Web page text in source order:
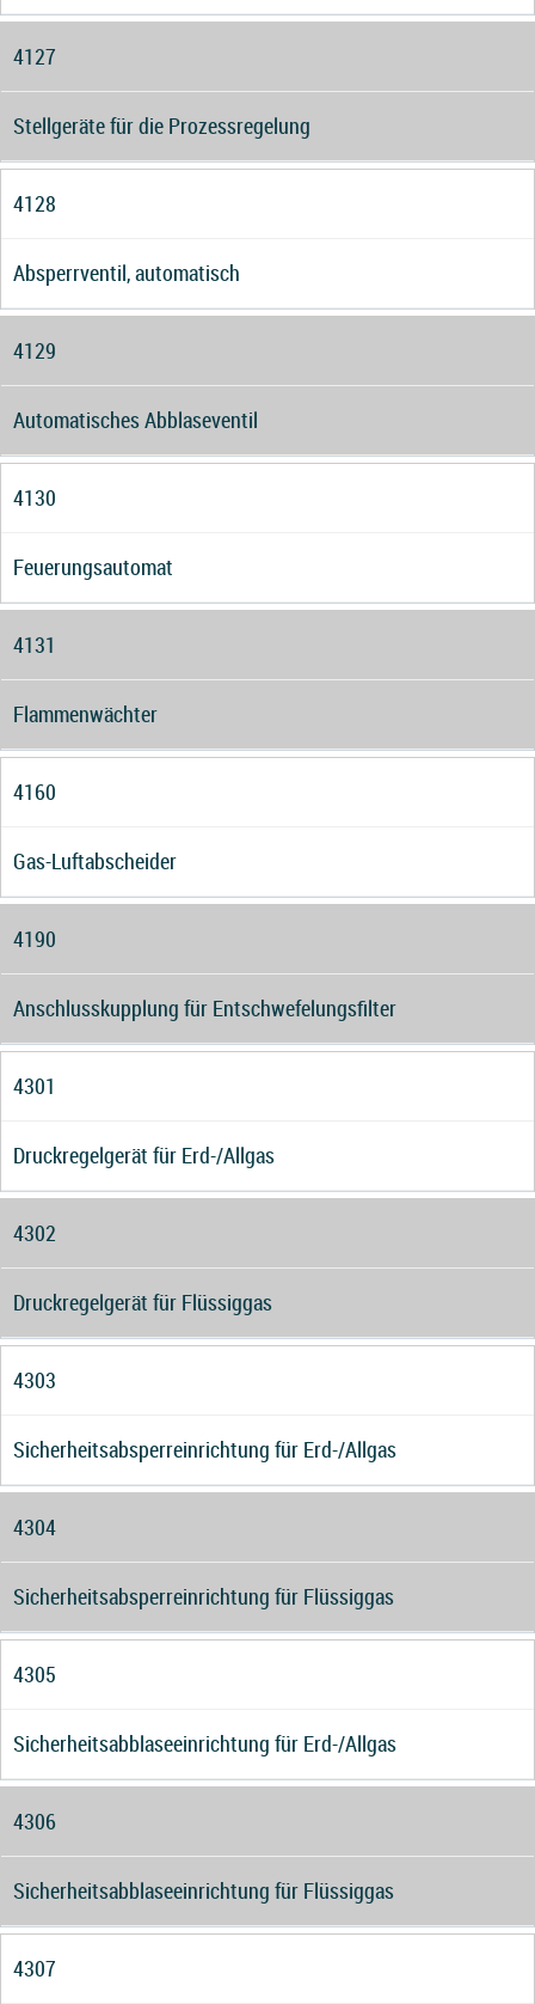
4127
Stellgeräte für die Prozessregelung
4128
Absperrventil, automatisch
4129
Automatisches Abblaseventil
4130
Feuerungsautomat
4131
Flammenwächter
4160
Gas-Luftabscheider
4190
Anschlusskupplung für Entschwefelungsfilter
4301
Druckregelgerät für Erd-/Allgas
4302
Druckregelgerät für Flüssiggas
4303
Sicherheitsabsperreinrichtung für Erd-/Allgas
4304
Sicherheitsabsperreinrichtung für Flüssiggas
4305
Sicherheitsabblaseeinrichtung für Erd-/Allgas
4306
Sicherheitsabblaseeinrichtung für Flüssiggas
4307